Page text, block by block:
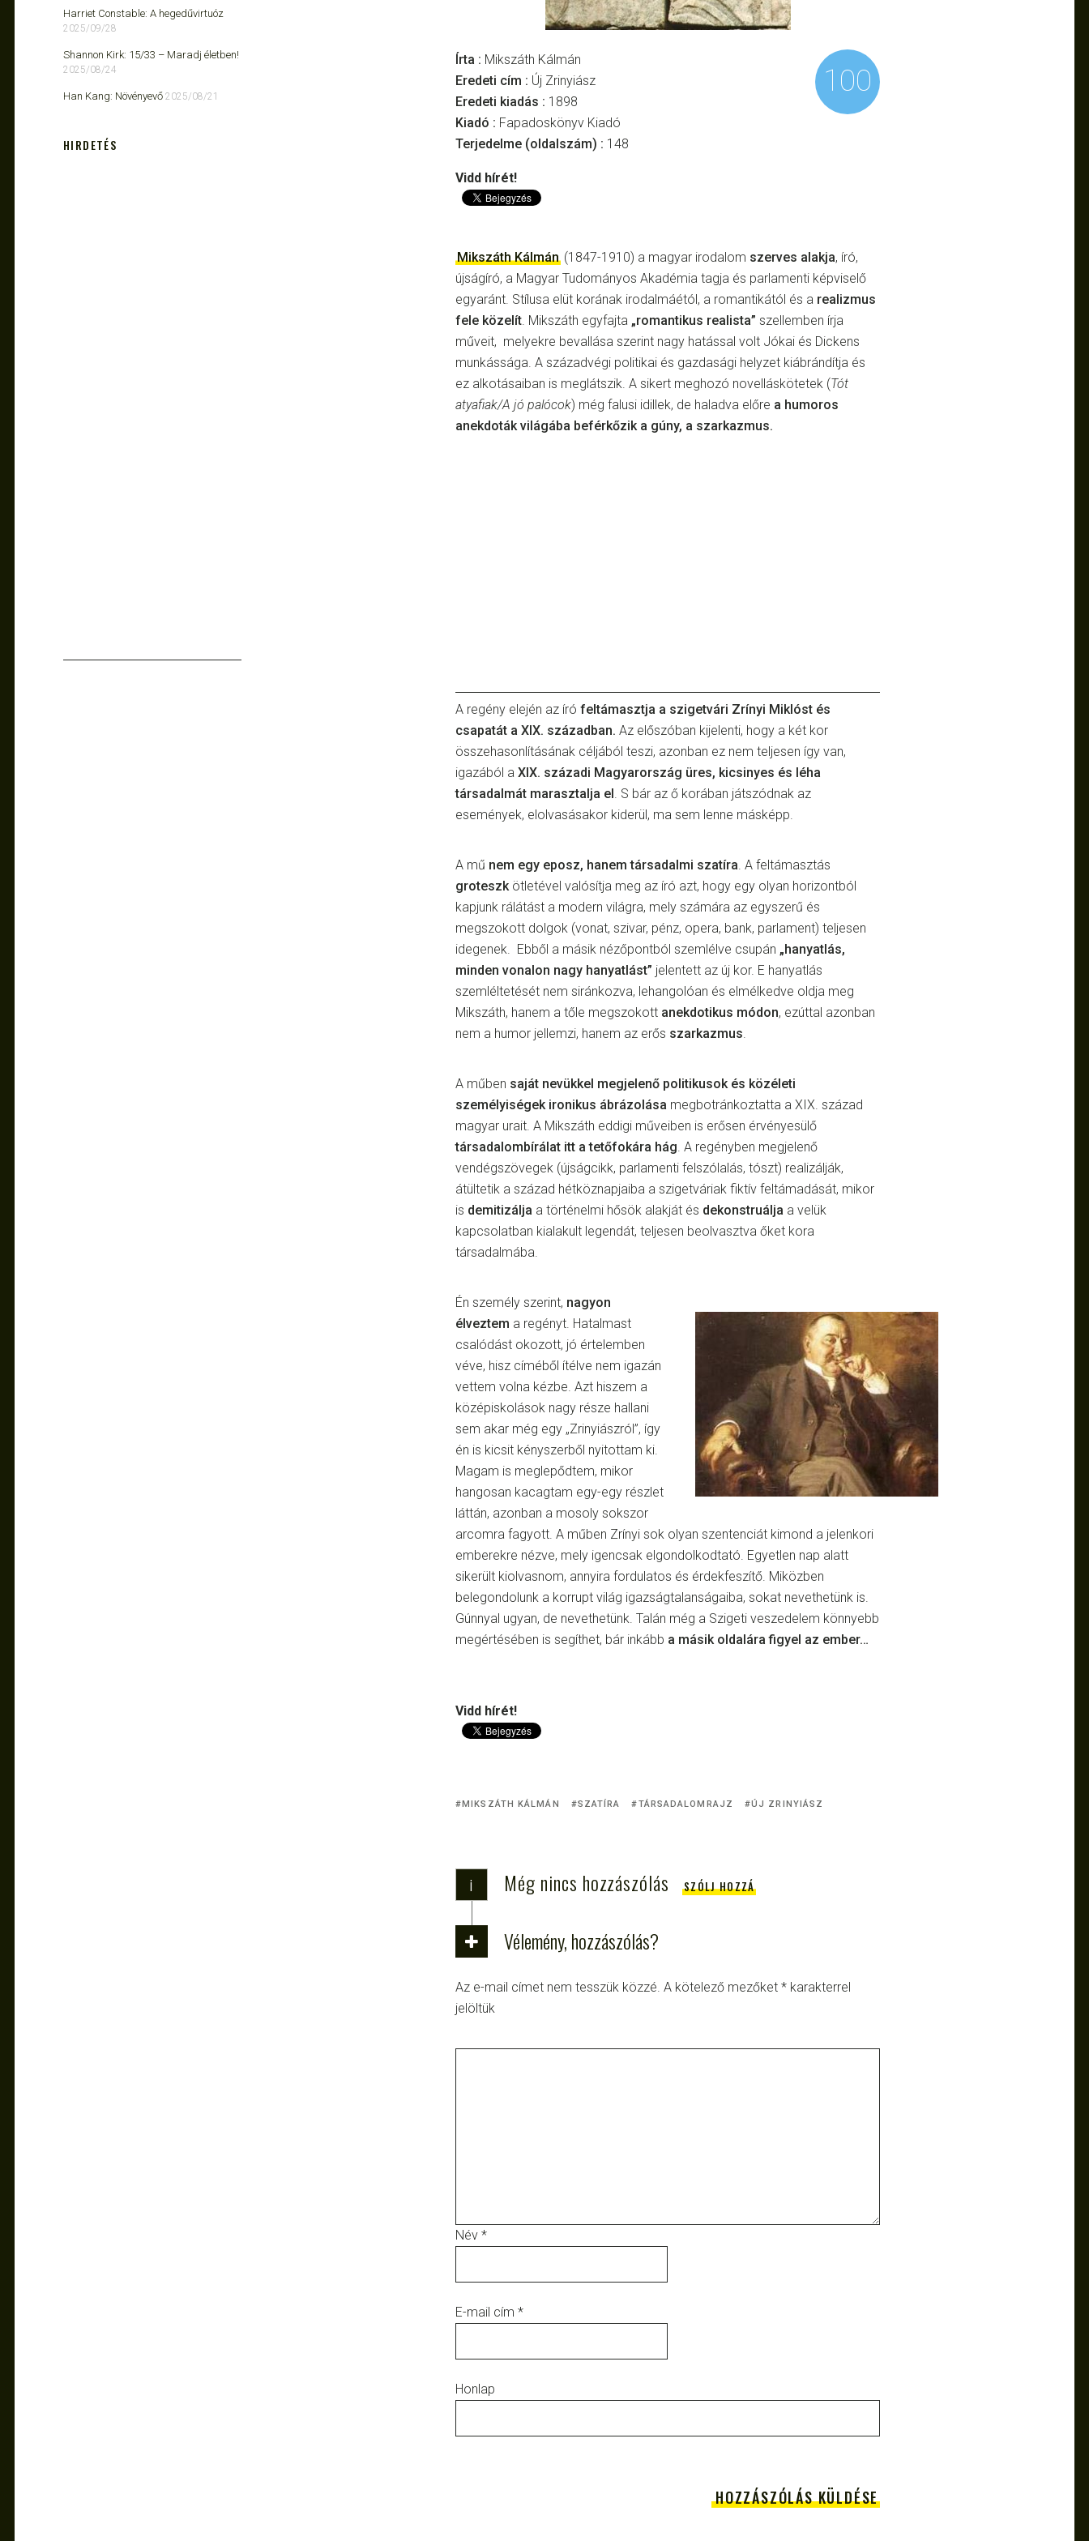
Írta : Mikszáth Kálmán
Eredeti cím : Új Zrinyiász
Eredeti kiadás : 1898
Kiadó : Fapadoskönyv Kiadó
Terjedelme (oldalszám) : 148
100
Vidd hírét!
Mikszáth Kálmán (1847-1910) a magyar irodalom szerves alakja, író,
újságíró, a Magyar Tudományos Akadémia tagja és parlamenti képviselő
egyaránt. Stílusa elüt korának irodalmáétól, a romantikától és a realizmus
fele közelít . Mikszáth egyfajta „romantikus realista” szellemben írja
műveit, melyekre bevallása szerint nagy hatással volt Jókai és Dickens
munkássága. A századvégi politikai és gazdasági helyzet kiábrándítja és
ez alkotásaiban is meglátszik. A sikert meghozó novelláskötetek (Tót
atyafiak/A jó palócok) még falusi idillek, de haladva előre a humoros
anekdoták világába beférkőzik a gúny, a szarkazmus.
A regény elején az író feltámasztja a szigetvári Zrínyi Miklóst és
csapatát a XIX. században. Az előszóban kijelenti, hogy a két kor
összehasonlításának céljából teszi, azonban ez nem teljesen így van,
igazából a XIX. századi Magyarország üres, kicsinyes és léha
társadalmát marasztalja el . S bár az ő korában játszódnak az
események, elolvasásakor kiderül, ma sem lenne másképp.
A mű nem egy eposz, hanem társadalmi szatíra . A feltámasztás
groteszk ötletével valósítja meg az író azt, hogy egy olyan horizontból
kapjunk rálátást a modern világra, mely számára az egyszerű és
megszokott dolgok (vonat, szivar, pénz, opera, bank, parlament) teljesen
idegenek. Ebből a másik nézőpontból szemlélve csupán „hanyatlás,
minden vonalon nagy hanyatlást” jelentett az új kor. E hanyatlás
szemléltetését nem siránkozva, lehangolóan és elmélkedve oldja meg
Mikszáth, hanem a tőle megszokott anekdotikus módon, ezúttal azonban
nem a humor jellemzi, hanem az erős szarkazmus
A műben saját nevükkel megjelenő politikusok és közéleti
személyiségek ironikus ábrázolása megbotránkoztatta a XIX. század
magyar urait. A Mikszáth eddigi műveiben is erősen érvényesülő
társadalombírálat itt a tetőfokára hág . A regényben megjelenő
vendégszövegek (újságcikk, parlamenti felszólalás, tószt) realizálják,
átültetik a század hétköznapjaiba a szigetváriak fiktív feltámadását, mikor
is demitizálja a történelmi hősök alakját és dekonstruálja a velük
kapcsolatban kialakult legendát, teljesen beolvasztva őket kora
társadalmába.
Én személy szerint, nagyon
élveztem a regényt. Hatalmast
csalódást okozott, jó értelemben
véve, hisz címéből ítélve nem igazán
vettem volna kézbe. Azt hiszem a
középiskolások nagy része hallani
sem akar még egy „Zrinyiászról”, így
én is kicsit kényszerből nyitottam ki.
Magam is meglepődtem, mikor
hangosan kacagtam egy-egy részlet
láttán, azonban a mosoly sokszor
arcomra fagyott. A műben Zrínyi sok olyan szentenciát kimond a jelenkori
emberekre nézve, mely igencsak elgondolkodtató. Egyetlen nap alatt
sikerült kiolvasnom, annyira fordulatos és érdekfeszítő. Miközben
belegondolunk a korrupt világ igazságtalanságaiba, sokat nevethetünk is.
Gúnnyal ugyan, de nevethetünk. Talán még a Szigeti veszedelem könnyebb
megértésében is segíthet, bár inkább a másik oldalára figyel az ember…
Vidd hírét!
MIKSZÁTH KÁLMÁN SZATÍRA TÁRSADALOMRAJZ ÚJ ZRINYIÁSZ
i Még nincs hozzászólás SZÓLJ HOZZÁ
Vélemény, hozzászólás?
Az e-mail címet nem tesszük közzé. A kötelező mezőket * karakterrel
jelöltük
Név *
E-mail cím *
Honlap
Harriet Constable: A hegedűvirtuóz
2025/09/28
Shannon Kirk: 15/33 ​– Maradj életben!
2025/08/24
Han Kang: Növényevő 2025/08/21
HIRDETÉS